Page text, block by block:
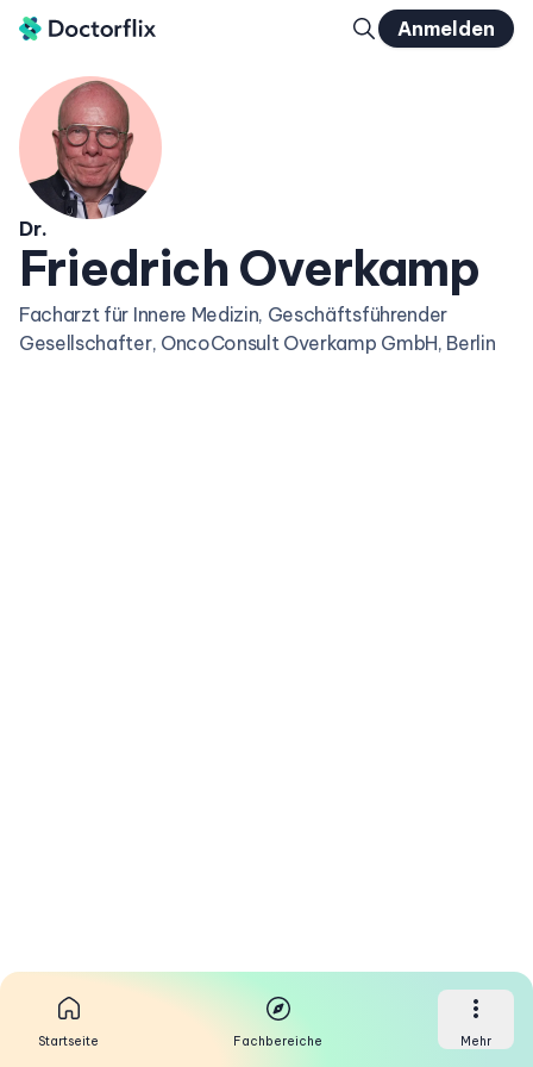
Anmelden
Dr.
Friedrich Overkamp
Facharzt für Innere Medizin, Geschäftsführender
Gesellschafter, OncoConsult Overkamp GmbH, Berlin
Startseite Fachbereiche Mehr